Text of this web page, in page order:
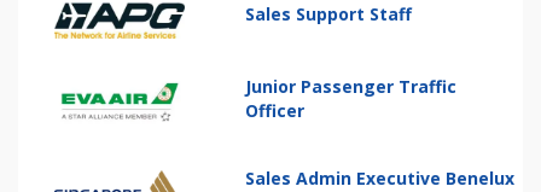
Sales Support Staff
Junior Passenger Traffic
Officer
Sales Admin Executive Benelux